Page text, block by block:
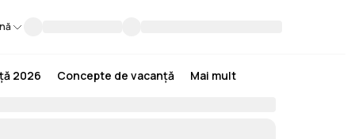
2026 Concepte de vacanță Mai mult